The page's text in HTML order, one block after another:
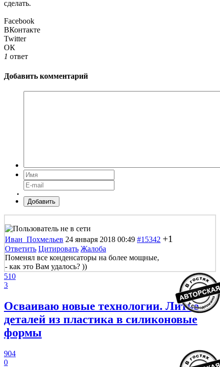
сделать.
Facebook
ВКонтакте
Twitter
ОК
1 ответ
Добавить комментарий
Добавить
Иван_Похмельев 24 января 2018 00:49 #15342 +1
Ответить Цитировать Жалоба
Поменял все конденсаторы на более мощные,
- как это Вам удалось? ))
510
3
Осваиваю новые технологии. Литье
деталей из пластика в силиконовые
формы
904
0